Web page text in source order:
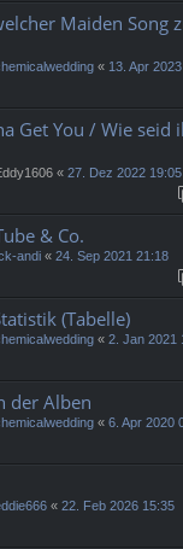
Maiden Song
« 13. Apr
Get You / Wie seid
« 27. Dez 2022 19:05
& Co.
andi « 24. Sep 2021 21:18
(Tabelle)
« 2. Jan 2021
der Alben
« 6. Apr 2020
« 22. Feb 2026 15:35